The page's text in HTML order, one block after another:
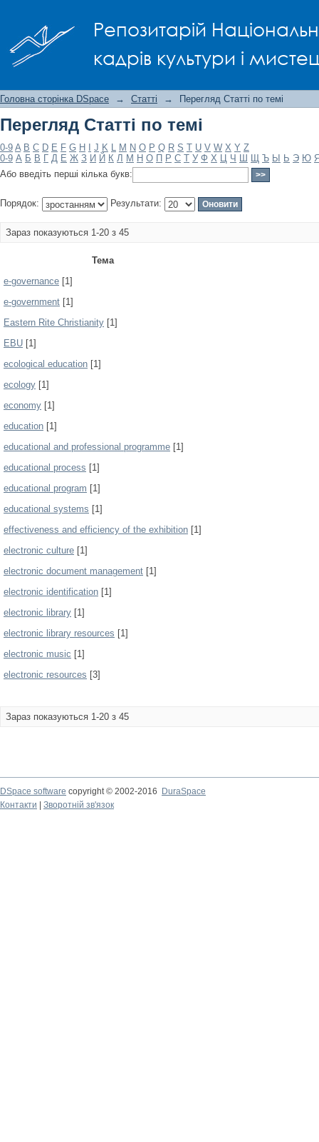
Репозитарій
кадрів культури і
Головна сторінка DSpace → Статті → Перегляд Статті по темі
Перегляд Статті по темі
0-9 A B C D E F G H J K L M N O P Q R S T U V W X Y Z
0-9 А Б В Г Д Е Ж З И Й К Л М Н О П Р С Т У Ф Х Ц Ч Ш Щ Ъ Ы Ь Э Ю
Або введіть перші кілька букв:
Порядок: Результати:
Зараз показуються 1-20 з 45
Тема
e-governance [1]
e-government [1]
Eastern Rite Christianity [1]
EBU [1]
ecological education [1]
ecology [1]
economy [1]
education [1]
educational and professional programme [1]
educational process [1]
educational program [1]
educational systems [1]
effectiveness and efficiency of the exhibition [1]
electronic culture [1]
electronic document management [1]
electronic identification [1]
electronic library [1]
electronic library resources [1]
electronic music [1]
electronic resources [3]
Зараз показуються 1-20 з 45
DSpace software copyright © 2002-2016
DuraSpace
Контакти
Зворотній зв'язок